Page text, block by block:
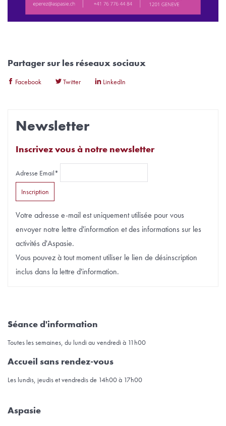
Partager sur les réseaux sociaux
Facebook Twitter LinkedIn
Newsletter
Inscrivez vous à notre newsletter
Adresse Email*
Votre adresse e-mail est uniquement utilisée pour vous
envoyer notre lettre d'information et des informations sur les
activités d'Aspasie.
Vous pouvez à tout moment utiliser le lien de désinscription
inclus dans la lettre d'information.
Séance d'information
Toutes les semaines, du lundi au vendredi à 11h00
Accueil sans rendez-vous
Les lundis, jeudis et vendredis de 14h00 à 17h00
Aspasie